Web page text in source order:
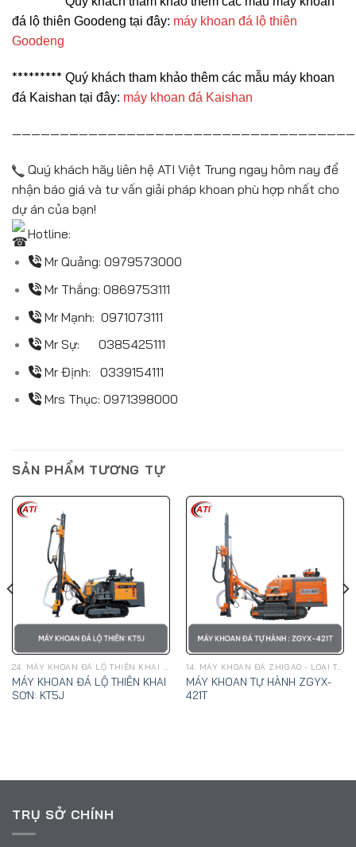
đá lộ thiên Goodeng tại đây: máy khoan đá lộ thiên
Goodeng
********* Quý khách tham khảo thêm các mẫu máy khoan
đá Kaishan tại đây: máy khoan đá Kaishan
Quý khách hãy liên hệ ATI Việt Trung ngay hôm nay để
nhận báo giá và tư vấn giải pháp khoan phù hợp nhất cho
dự án của bạn!
Hotline:
Mr Quảng: 0979573000
Mr Thắng: 0869753111
Mr Mạnh: 0971073111
Mr Sự: 0385425111
Mr Định: 0339154111
Mrs Thục: 0971398000
SẢN PHẨM TƯƠNG TỰ
24. MÁY KHOAN ĐÁ LỘ THIÊN KHAI SƠN
MÁY KHOAN ĐÁ LỘ THIÊN KHAI
SƠN: KT5J
14. MÁY KHOAN ĐÁ ZHIGAO - LOẠI TÍCH HỢP MÁY NÉN KHÍ
MÁY KHOAN TỰ HÀNH ZGYX-
421T
TRỤ SỞ CHÍNH